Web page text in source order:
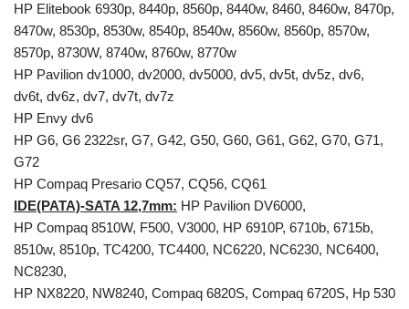
HP Elitebook 6930p, 8440p, 8560p, 8440w, 8460, 8460w, 8470p,
8470w, 8530p, 8530w, 8540p, 8540w, 8560w, 8560p, 8570w,
8570p, 8730W, 8740w, 8760w, 8770w
HP Pavilion dv1000, dv2000, dv5000, dv5, dv5t, dv5z, dv6,
dv6t, dv6z, dv7, dv7t, dv7z
HP Envy dv6
HP G6, G6 2322sr, G7, G42, G50, G60, G61, G62, G70, G71,
G72
НP Compaq Presario CQ57, CQ56, СQ61
IDE(PATA)-SATA 12,7mm: HP Pavilion DV6000,
HP Compaq 8510W, F500, V3000, HP 6910P, 6710b, 6715b,
8510w, 8510p, TC4200, TC4400, NC6220, NC6230, NC6400,
NC8230,
HP NX8220, NW8240, Compaq 6820S, Compaq 6720S, Hp 530